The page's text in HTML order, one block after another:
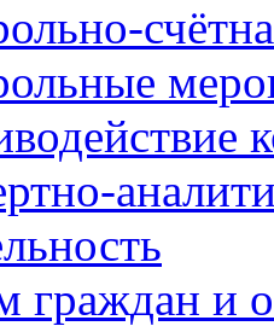
граждан и